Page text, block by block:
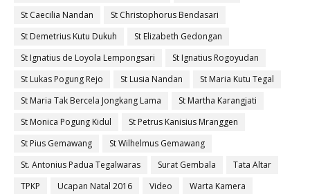
St Caecilia Nandan
St Christophorus Bendasari
St Demetrius Kutu Dukuh
St Elizabeth Gedongan
St Ignatius de Loyola Lempongsari
St Ignatius Rogoyudan
St Lukas Pogung Rejo
St Lusia Nandan
St Maria Kutu Tegal
St Maria Tak Bercela Jongkang Lama
St Martha Karangjati
St Monica Pogung Kidul
St Petrus Kanisius Mranggen
St Pius Gemawang
St Wilhelmus Gemawang
St. Antonius Padua Tegalwaras
Surat Gembala
Tata Altar
TPKP
Ucapan Natal 2016 Video
Warta Kamera